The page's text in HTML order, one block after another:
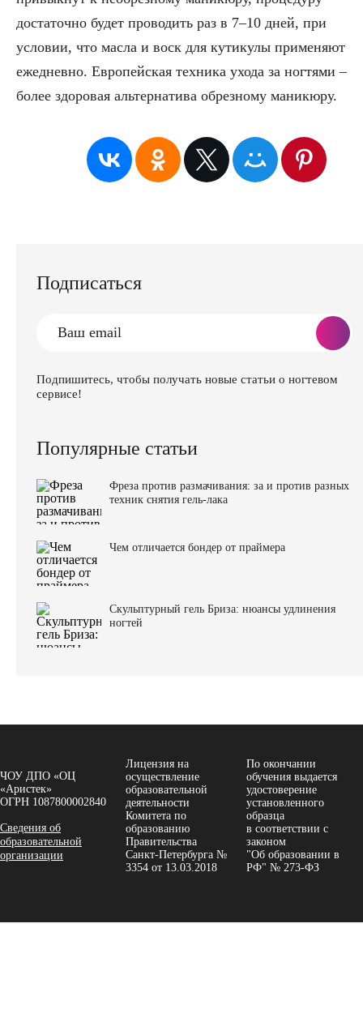
достаточно будет проводить раз в 7–10 дней, при
условии, что масла и воск для кутикулы применяют
ежедневно. Европейская техника ухода за ногтями –
более здоровая альтернатива обрезному маникюру.
Подписаться
Подпишитесь, чтобы получать новые статьи о ногтевом
сервисе!
Популярные статьи
Фреза против размачивания: за и против разных
техник снятия гель-лака
Чем отличается бондер от праймера
Скульптурный гель Бриза: нюансы удлинения
ногтей
ЧОУ ДПО «ОЦ
«Аристек»
ОГРН 1087800002840
Сведения об
образовательной
организации
Лицензия на
осуществление
образовательной
деятельности
Комитета по
образованию
Правительства
Санкт-Петербурга №
3354 от 13.03.2018
По окончании
обучения выдается
удостоверение
установленного
образца
в соответствии с
законом
"Об образовании в
РФ" № 273-ФЗ